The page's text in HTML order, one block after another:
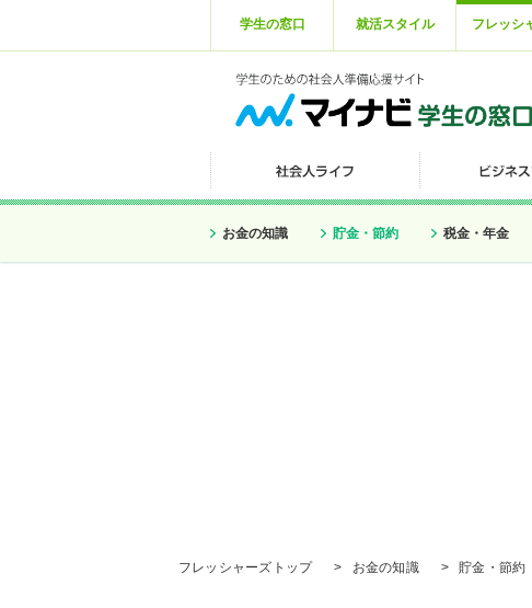
学生の窓口 就活スタイル フレッシ
お金の知識 貯金・節約 税金・年金
フレッシャーズトップ > お金の知識 > 貯金・節約